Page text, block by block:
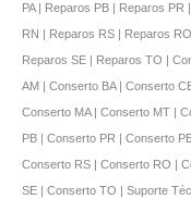
PA | Reparos PB | Reparos
RN | Reparos RS | Reparos
Reparos SE | Reparos TO |
AM | Conserto BA | Conserto
Conserto MA | Conserto MT |
PB | Conserto PR | Conserto
Conserto RS | Conserto RO |
SE | Conserto TO | Suporte